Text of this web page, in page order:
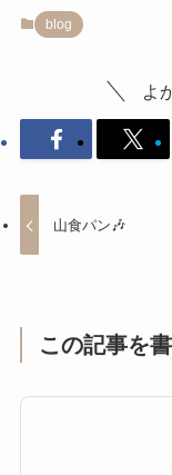
blog
よ
山食パン🎶
この記事を